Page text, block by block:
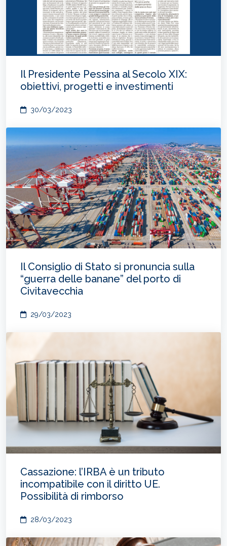
Il Presidente Pessina al Secolo XIX:
obiettivi, progetti e investimenti
30/03/2023
Il Consiglio di Stato si pronuncia sulla
“guerra delle banane” del porto di
Civitavecchia
29/03/2023
Cassazione: l’IRBA è un tributo
incompatibile con il diritto UE.
Possibilità di rimborso
28/03/2023